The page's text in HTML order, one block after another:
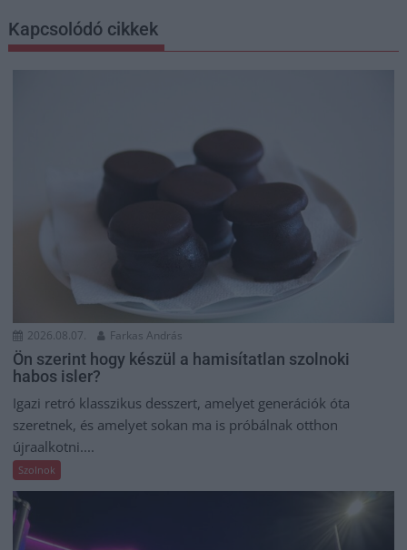
Kapcsolódó cikkek
2026.08.07. Farkas András
Ön szerint hogy készül a hamisítatlan szolnoki
habos isler?
Igazi retró klasszikus desszert, amelyet generációk óta
szeretnek, és amelyet sokan ma is próbálnak otthon
újraalkotni....
Szolnok